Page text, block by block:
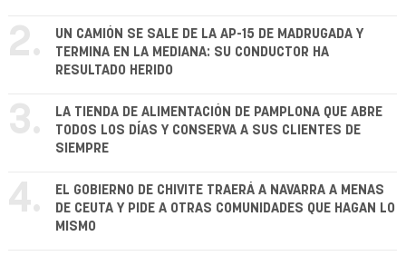
2.
UN CAMIÓN SE SALE DE LA AP-15 DE MADRUGADA Y
TERMINA EN LA MEDIANA: SU CONDUCTOR HA
RESULTADO HERIDO
3.
LA TIENDA DE ALIMENTACIÓN DE PAMPLONA QUE ABRE
TODOS LOS DÍAS Y CONSERVA A SUS CLIENTES DE
SIEMPRE
4.
EL GOBIERNO DE CHIVITE TRAERÁ A NAVARRA A MENAS
DE CEUTA Y PIDE A OTRAS COMUNIDADES QUE HAGAN LO
MISMO